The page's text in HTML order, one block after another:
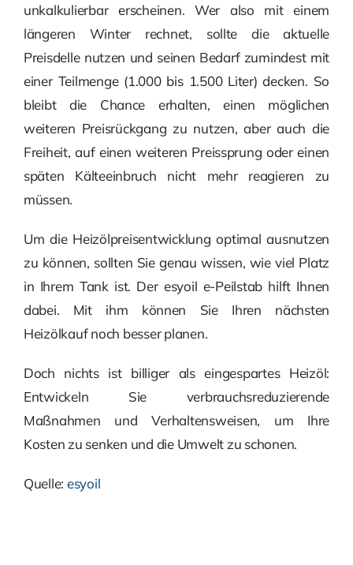
unkalkulierbar erscheinen. Wer also mit einem
längeren Winter rechnet, sollte die aktuelle
Preisdelle nutzen und seinen Bedarf zumindest mit
einer Teilmenge (1.000 bis 1.500 Liter) decken. So
bleibt die Chance erhalten, einen möglichen
weiteren Preisrückgang zu nutzen, aber auch die
Freiheit, auf einen weiteren Preissprung oder einen
späten Kälteeinbruch nicht mehr reagieren zu
müssen.
Um die Heizölpreisentwicklung optimal ausnutzen
zu können, sollten Sie genau wissen, wie viel Platz
in Ihrem Tank ist. Der esyoil e-Peilstab hilft Ihnen
dabei. Mit ihm können Sie Ihren nächsten
Heizölkauf noch besser planen.
Doch nichts ist billiger als eingespartes Heizöl:
Entwickeln Sie verbrauchsreduzierende
Maßnahmen und Verhaltensweisen, um Ihre
Kosten zu senken und die Umwelt zu schonen.
Quelle: esyoil